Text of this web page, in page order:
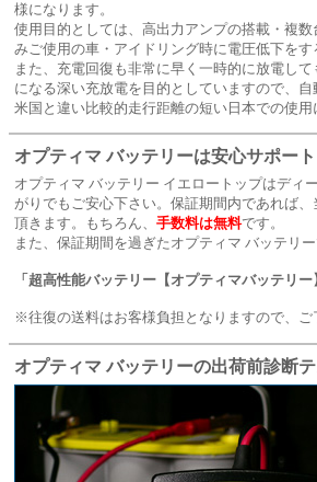
様になります。
使用目的としては、高出力アンプの搭載・複
みご使用の車・アイドリング時に電圧低下を
また、充電回復も非常に早く一時的に放電し
になる深い充放電を目的としていますので、
米国と違い比較的走行距離の短い日本での使
オプティマ バッテリーは安心サポート
オプティマ バッテリー イエロートップはディ
がりでもご安心下さい。保証期間内であれば
頂きます。もちろん、 手数料は無料です。
また、保証期間を過ぎたオプティマ バッテリ
「超高性能バッテリー【 オプティマバッテリー
※往復の送料はお客様負担となりますので、ご
オプティマ バッテリーの出荷前診断テ